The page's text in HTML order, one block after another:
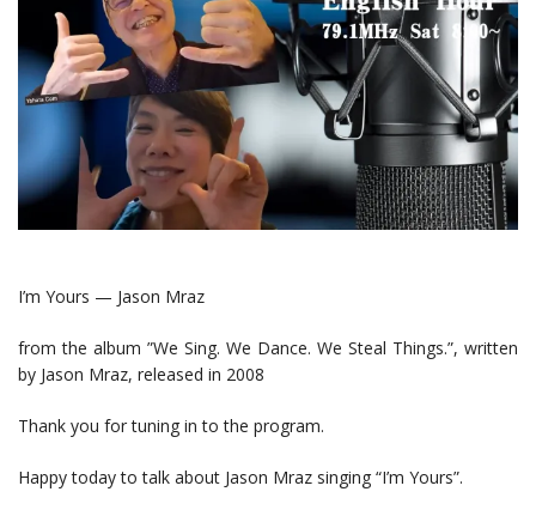
I’m Yours — Jason Mraz
from the album ”We Sing. We Dance. We Steal Things.”, written
by Jason Mraz, released in 2008
Thank you for tuning in to the program.
Happy today to talk about Jason Mraz singing “I’m Yours”.